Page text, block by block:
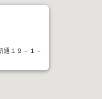
通１９－１－